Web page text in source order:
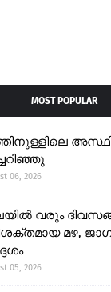
MOST POPULAR
06, 2026
വരും
മഴ,
05, 2026